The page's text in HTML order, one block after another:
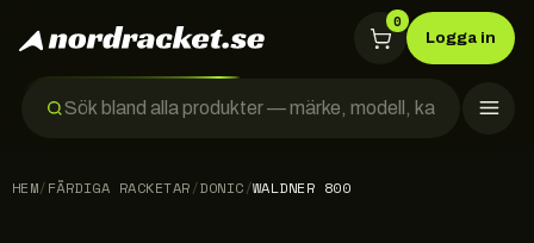
0
Logga in
HEM/FÄRDIGA RACKETAR/DONIC/WALDNER 800